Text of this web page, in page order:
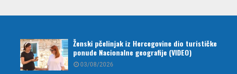
Ženski pčelinjak iz Hercegovine dio turističke
ponude Nacionalne geografije (VIDEO)
03/08/2026